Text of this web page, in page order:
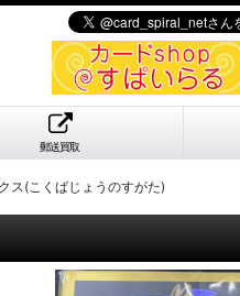
郵送買取
ス(こくばじょうのすがた)